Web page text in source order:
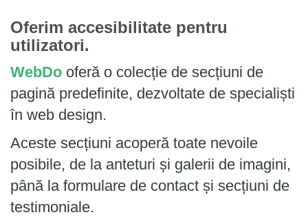
Oferim accesibilitate pentru
utilizatori.
WebDo oferă o colecție de secțiuni de
pagină predefinite, dezvoltate de specialiști
în web design.
Aceste secțiuni acoperă toate nevoile
posibile, de la anteturi și galerii de imagini,
până la formulare de contact și secțiuni de
testimoniale.